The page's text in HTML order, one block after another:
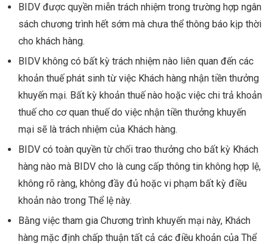
BIDV được quyền miễn trách nhiệm trong trường hợp ngân
sách chương trình hết sớm mà chưa thể thông báo kịp thời
cho khách hàng.
BIDV không có bất kỳ trách nhiệm nào liên quan đến các
khoản thuế phát sinh từ việc Khách hàng nhận tiền thưởng
khuyến mại. Bất kỳ khoản thuế nào hoặc việc chi trả khoản
thuế cho cơ quan thuế do việc nhận tiền thưởng khuyến
mại sẽ là trách nhiệm của Khách hàng.
BIDV có toàn quyền từ chối trao thưởng cho bất kỳ Khách
hàng nào mà BIDV cho là cung cấp thông tin không hợp lệ,
không rõ ràng, không đầy đủ hoặc vi phạm bất kỳ điều
khoản nào trong Thể lệ này.
Bằng việc tham gia Chương trình khuyến mại này, Khách
hàng mặc định chấp thuận tất cả các điều khoản của Thể